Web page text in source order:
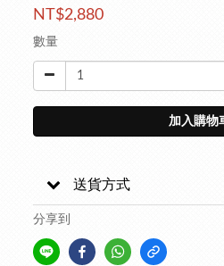
NT$2,880
數量
加入購物
送貨方式
分享到